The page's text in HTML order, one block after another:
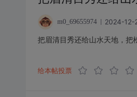
m0_69655974 2024-12-
把眉清目秀还给山水天地，把
给本帖投票